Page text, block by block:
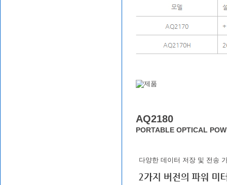
AQ2180
PORTABLE OPTICAL
다양한 데이터 저장 및 전송